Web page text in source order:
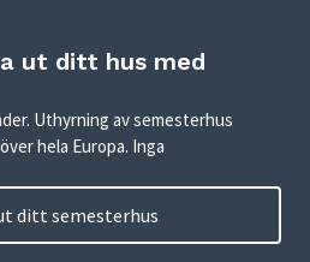
ut ditt hus med
Uthyrning av semesterhus
hela Europa. Inga
ditt semesterhus